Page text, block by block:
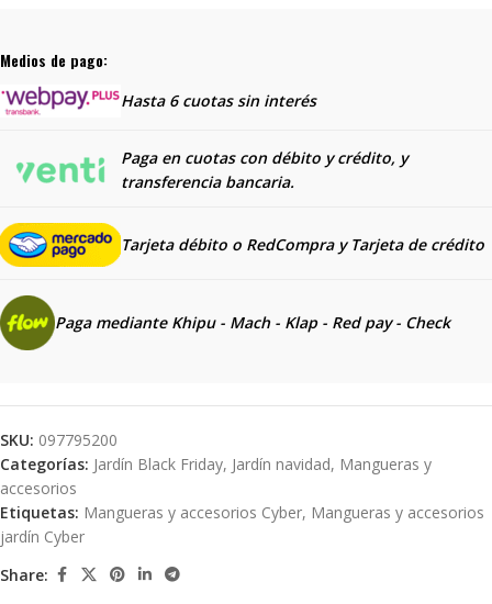
Medios de pago:
Hasta 6 cuotas sin interés
Paga en cuotas con débito y crédito, y
transferencia bancaria.
Tarjeta débito o RedCompra y Tarjeta de crédito
Paga mediante Khipu - Mach - Klap - Red pay - Check
SKU: 097795200
Categorías: Jardín Black Friday, Jardín navidad, Mangueras y
accesorios
Etiquetas: Mangueras y accesorios Cyber, Mangueras y accesorios
jardín Cyber
Share: